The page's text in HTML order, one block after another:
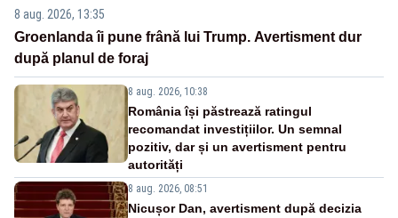
8 aug. 2026, 13:35
Groenlanda îi pune frână lui Trump. Avertisment dur
după planul de foraj
8 aug. 2026, 10:38
România își păstrează ratingul
recomandat investițiilor. Un semnal
pozitiv, dar și un avertisment pentru
autorități
8 aug. 2026, 08:51
Nicușor Dan, avertisment după decizia